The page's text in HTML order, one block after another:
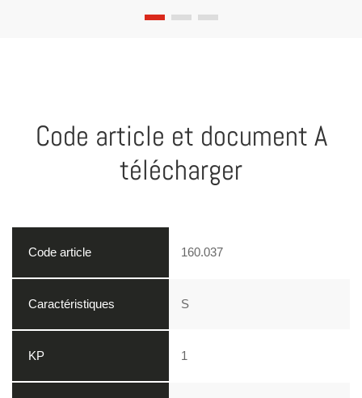
Code article et document A
télécharger
160.037
S
1